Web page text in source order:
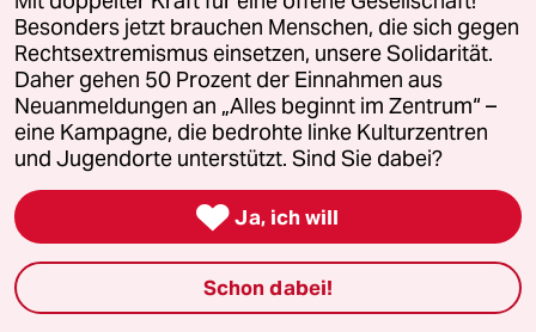
Der drohende Erfolg der AfD bei den kommenden
Landtagswahlen zeigt, wie stark rechtsextreme
Kräfte inzwischen geworden sind. Gerade jetzt
braucht es Zusammenhalt und Solidarität. Auch
und vor allem mit den Menschen, die sich vor Ort
für eine starke Zivilgesellschaft einsetzen. Die taz
kooperiert deshalb mit "Alles beginnt im
Zentrum". Die Kampagne unterstützt bundesweit
linke, selbstverwaltete Orte und baut einen
solidarischen Fonds für deren Schutz und Erhalt
Besonders jetzt brauchen Menschen, die sich gegen
Rechtsextremismus einsetzen, unsere Solidarität.
Daher gehen 50 Prozent der Einnahmen aus
Neuanmeldungen an „Alles beginnt im Zentrum“ –
eine Kampagne, die bedrohte linke Kulturzentren
und Jugendorte unterstützt. Sind Sie dabei?
 Ja, ich will
Schon dabei!